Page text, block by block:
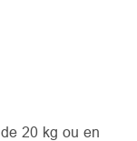
20 kg ou en